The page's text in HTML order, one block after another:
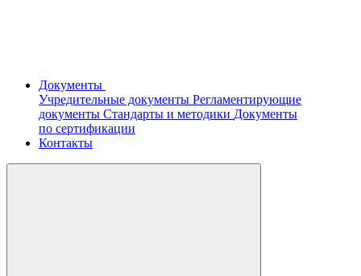
Документы
Учредительные документы Регламентирующие
документы Стандарты и методики Документы
по сертификации
Контакты